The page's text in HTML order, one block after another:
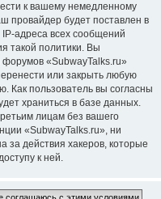
к вашему немедленному
провайдер будет поставлен в
адреса всех сообщений
такой политики. Вы
«SubwayTalks.ru»
или закрыть любую
Как пользователь вы согласны
храниться в базе данных.
лицам без вашего
«SubwayTalks.ru», ни
за действия хакеров, которые
к ней.